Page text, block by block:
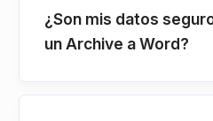
¿Son mis datos
un Archive a Word?